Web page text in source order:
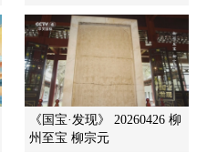
《国宝·发现》 20260426 柳
州至宝 柳宗元